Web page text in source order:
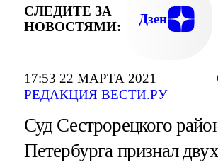
17:53 22 МАРТА 2021
РЕДАКЦИЯ ВЕСТИ.РУ
СЛЕДИТЕ ЗА
НОВОСТЯМИ:
Дзен
Суд Сестрорецкого
Петербурга признал двух